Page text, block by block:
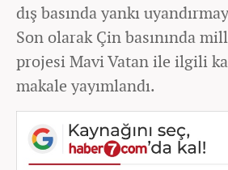
dış basında yankı
Son olarak Çin basınında
projesi Mavi Vatan ile ilgili
makale yayımlandı.